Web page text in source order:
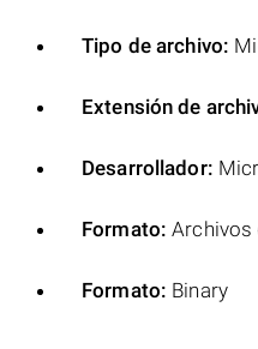
Tipo de archivo:
Extensión de
Desarrollador:
Formato: Archivos
Formato: Binary